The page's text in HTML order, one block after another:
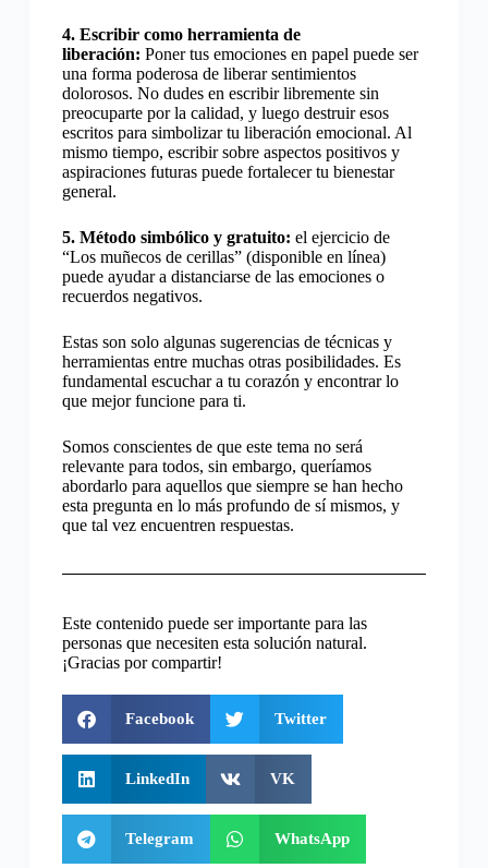
4. Escribir como herramienta de
liberación: Poner tus emociones en papel puede ser
una forma poderosa de liberar sentimientos
dolorosos. No dudes en escribir libremente sin
preocuparte por la calidad, y luego destruir esos
escritos para simbolizar tu liberación emocional. Al
mismo tiempo, escribir sobre aspectos positivos y
aspiraciones futuras puede fortalecer tu bienestar
general.
5. Método simbólico y gratuito: el ejercicio de
“Los muñecos de cerillas” (disponible en línea)
puede ayudar a distanciarse de las emociones o
recuerdos negativos.
Estas son solo algunas sugerencias de técnicas y
herramientas entre muchas otras posibilidades. Es
fundamental escuchar a tu corazón y encontrar lo
que mejor funcione para ti.
Somos conscientes de que este tema no será
relevante para todos, sin embargo, queríamos
abordarlo para aquellos que siempre se han hecho
esta pregunta en lo más profundo de sí mismos, y
que tal vez encuentren respuestas.
Este contenido puede ser importante para las
personas que necesiten esta solución natural.
¡Gracias por compartir!
Facebook Twitter
LinkedIn VK
Telegram WhatsApp